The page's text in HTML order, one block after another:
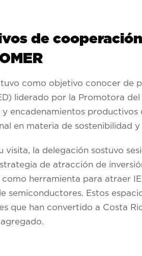
de
tuvo como objetivo conocer de
liderado por la Promotora
y encadenamientos
en materia de sostenibilidad
visita, la delegación sostuvo
de atracción de
herramienta para atraer
semiconductores. Estos
que han convertido a Costa